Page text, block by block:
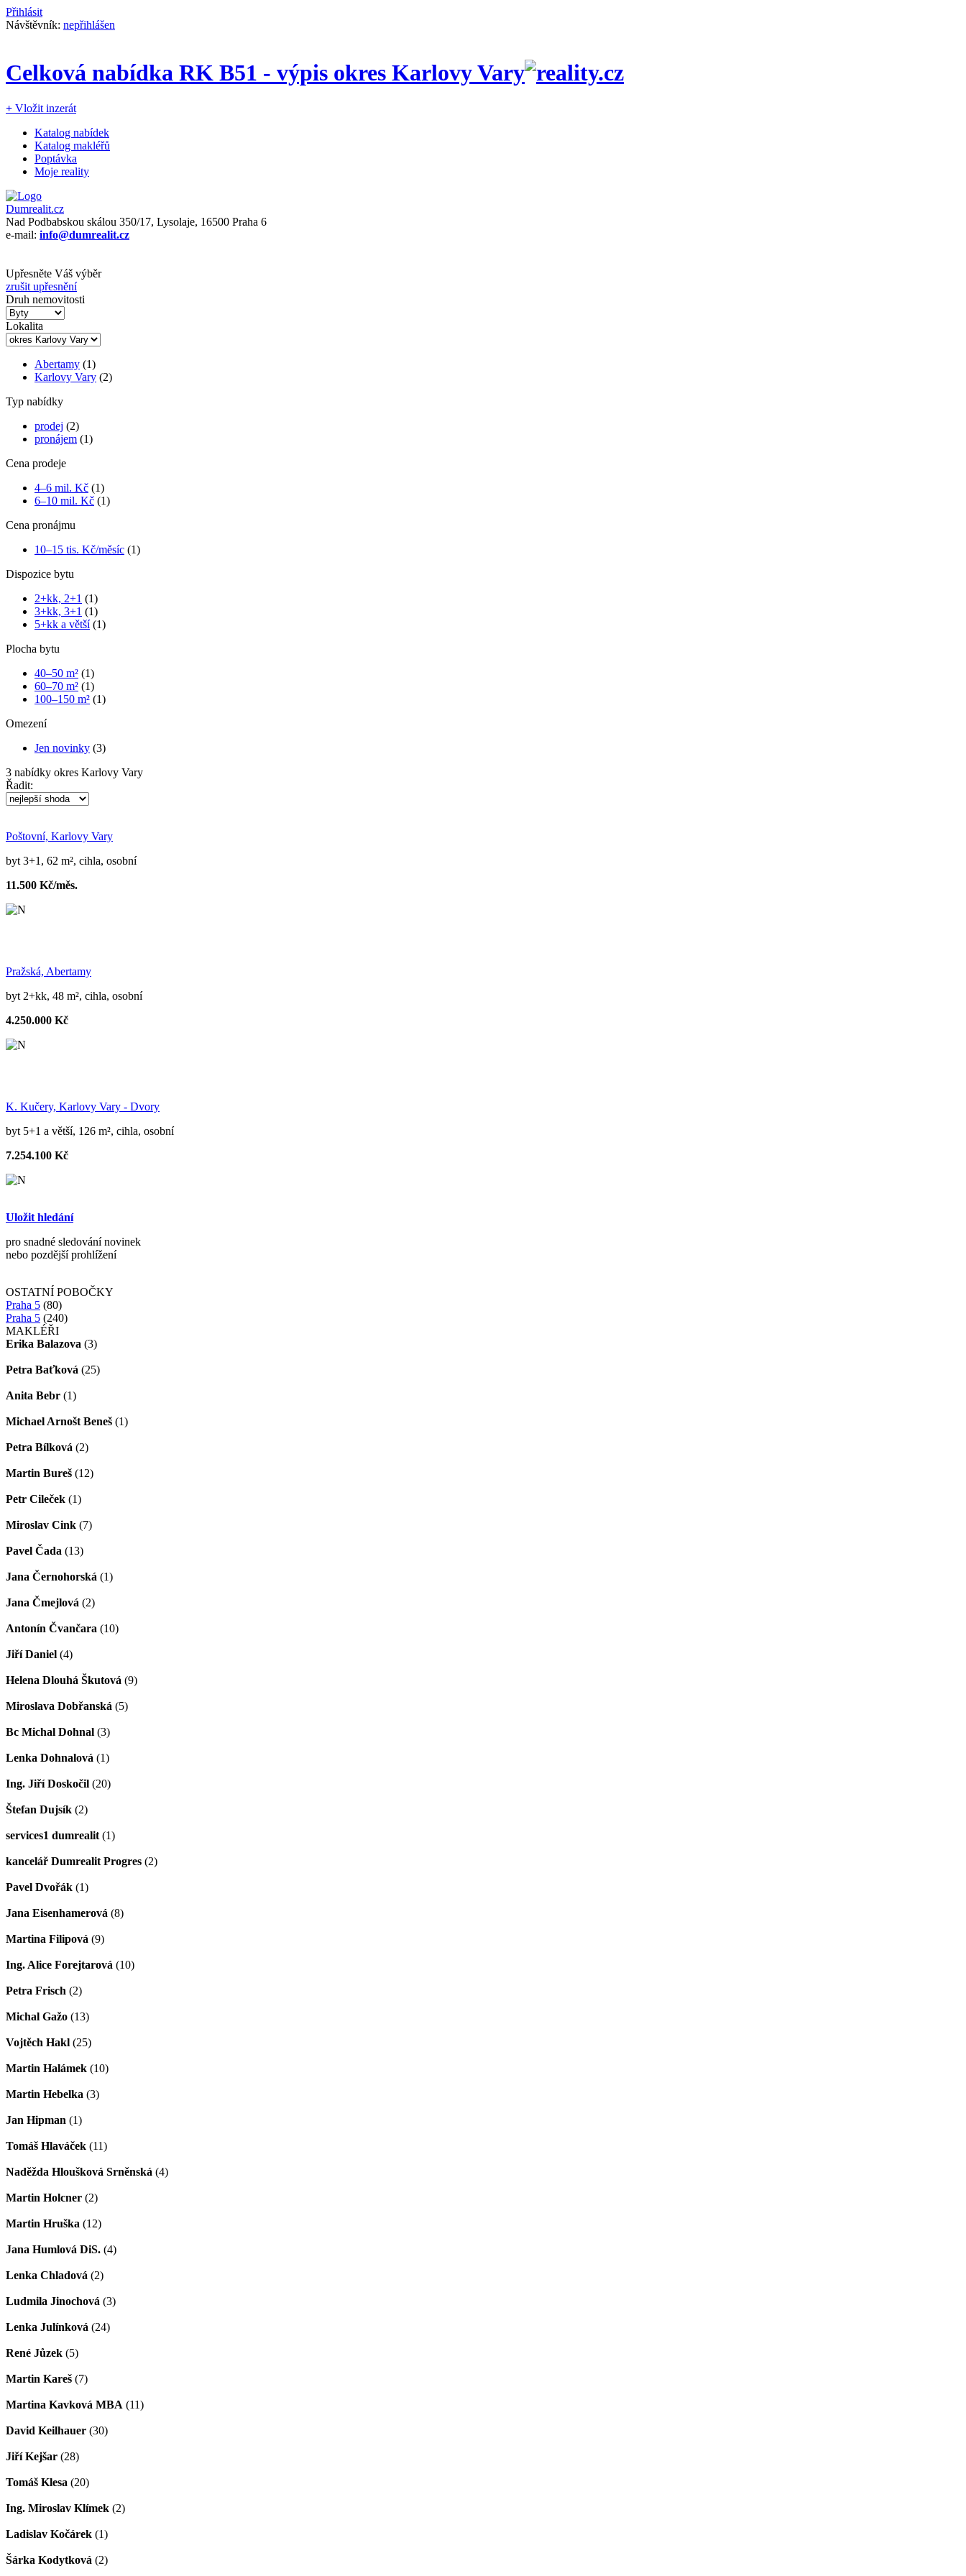
Přihlásit
Návštěvník: nepřihlášen
Celková nabídka RK B51 - výpis okres Karlovy Vary
+ Vložit inzerát
Katalog nabídek
Katalog makléřů
Poptávka
Moje reality
Dumrealit.cz
Nad Podbabskou skálou 350/17, Lysolaje, 16500 Praha 6
e-mail: info@dumrealit.cz
Upřesněte Váš výběr
zrušit upřesnění
Druh nemovitosti
Lokalita
Abertamy (1)
Karlovy Vary (2)
Typ nabídky
prodej (2)
pronájem (1)
Cena prodeje
4–6 mil. Kč (1)
6–10 mil. Kč (1)
Cena pronájmu
10–15 tis. Kč/měsíc (1)
Dispozice bytu
2+kk, 2+1 (1)
3+kk, 3+1 (1)
5+kk a větší(1)
Plocha bytu
40–50 m² (1)
60–70 m² (1)
100–150 m² (1)
Omezení
Jen novinky (3)
3 nabídky okres Karlovy Vary
Řadit:
Poštovní, Karlovy Vary
byt 3+1, 62 m², cihla, osobní
11.500 Kč/měs.
Pražská, Abertamy
byt 2+kk, 48 m², cihla, osobní
4.250.000 Kč
K. Kučery, Karlovy Vary - Dvory
byt 5+1 a větší, 126 m², cihla, osobní
7.254.100 Kč
Uložit hledání
pro snadné sledování novinek
nebo pozdější prohlížení
OSTATNÍ POBOČKY
Praha 5 (80)
Praha 5 (240)
MAKLÉŘI
Erika Balazova (3)
Petra Baťková (25)
Anita Bebr (1)
Michael Arnošt Beneš (1)
Petra Bílková (2)
Martin Bureš (12)
Petr Cileček (1)
Miroslav Cink (7)
Pavel Čada (13)
Jana Černohorská (1)
Jana Čmejlová (2)
Antonín Čvančara (10)
Jiří Daniel (4)
Helena Dlouhá Škutová (9)
Miroslava Dobřanská (5)
Bc Michal Dohnal (3)
Lenka Dohnalová (1)
Ing. Jiří Doskočil (20)
Štefan Dujsík (2)
services1 dumrealit (1)
kancelář Dumrealit Progres (2)
Pavel Dvořák (1)
Jana Eisenhamerová (8)
Martina Filipová (9)
Ing. Alice Forejtarová (10)
Petra Frisch (2)
Michal Gažo (13)
Vojtěch Hakl (25)
Martin Halámek (10)
Martin Hebelka (3)
Jan Hipman (1)
Tomáš Hlaváček (11)
Naděžda Hloušková Srněnská (4)
Martin Holcner (2)
Martin Hruška (12)
Jana Humlová DiS. (4)
Lenka Chladová (2)
Ludmila Jinochová (3)
Lenka Julínková (24)
René Jůzek (5)
Martin Kareš (7)
Martina Kavková MBA (11)
David Keilhauer (30)
Jiří Kejšar (28)
Tomáš Klesa (20)
Ing. Miroslav Klímek (2)
Ladislav Kočárek (1)
Šárka Kodytková (2)